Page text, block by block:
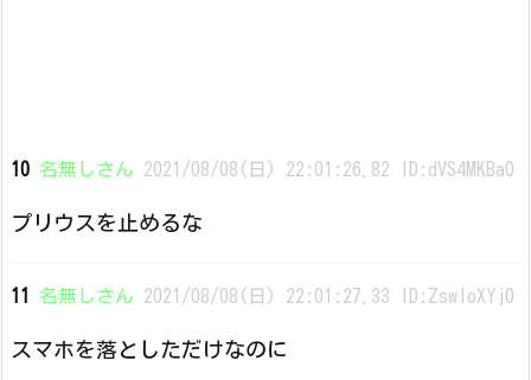
10 名無しさん 2021/08/08(日) 22:01:26.82 ID:dVS4MKBa0
プリウスを止めるな
11 名無しさん 2021/08/08(日) 22:01:27.33 ID:ZswIoXYj0
スマホを落としただけなのに